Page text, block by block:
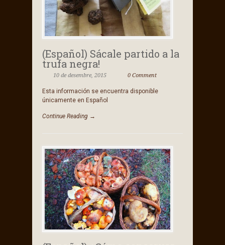
(Español) Sácale partido a la
trufa negra!
10 de desembre, 2015 0 Comment
Esta información se encuentra disponible
únicamente en Español
Continue Reading →